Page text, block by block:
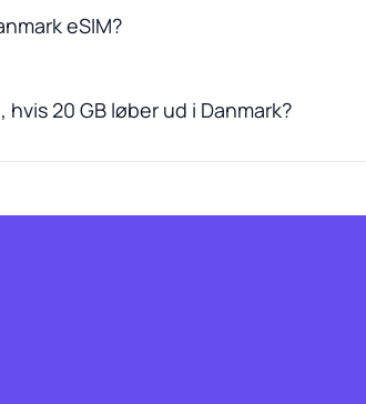
eSIM?
20 GB løber ud i Danmark?